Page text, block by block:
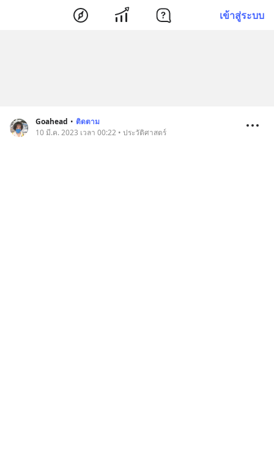
เข้าสู่ระบบ
Goahead • ติดตาม
10 มี.ค. 2023 เวลา 00:22 • ประวัติศาสตร์